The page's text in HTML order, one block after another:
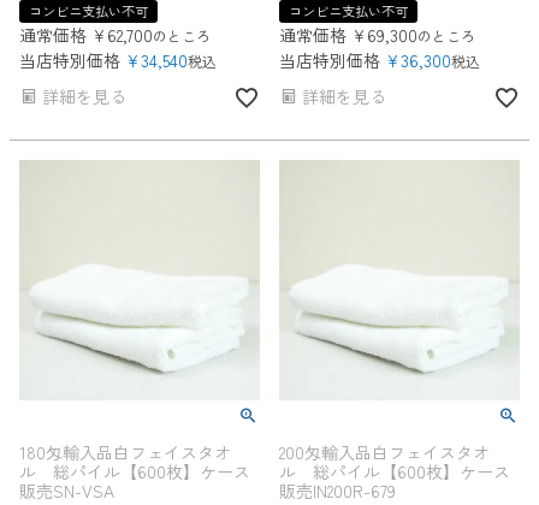
コンビニ支払い不可
通常価格 ¥ 62,700のところ
当店特別価格 ¥34,540税込
詳細を見る
コンビニ支払い不可
通常価格 ¥ 69,300のところ
当店特別価格 ¥36,300税込
詳細を見る
180匁輸入品白フェイスタオ
ル 総パイル【600枚】ケース
販売SN-VSA
200匁輸入品白フェイスタオ
ル 総パイル【600枚】ケース
販売IN200R-679